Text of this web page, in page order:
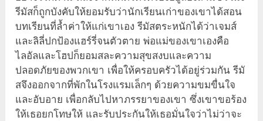
รีมัสก็ถูกบังคับให้ยอมรับว่านักเรียนเก่าของเขาได้สอน
บทเรียนที่ล้ำค่าให้แก่เขาเอง รีมัสตระหนักได้ว่าเจมส์
และลิลี่ปกป้องแฮร์รี่จนตัวตาย พ่อแม่ของเขาเองคือ
ไลอัลและโฮปก็ยอมสละความสุขสงบและความ
ปลอดภัยของพวกเขา เพื่อให้ครอบครัวได้อยู่ร่วมกัน รีมั
สจึงออกจากที่พักในโรงแรมเล็กๆ ด้วยความขมขื่นใจ
และอับอาย เพื่อกลับไปหาภรรยาของเขา ซึ่งเขาขอร้อง
ให้เธอยกโทษให้ และรับประกันให้เธอมั่นใจว่าไม่ว่าจะ